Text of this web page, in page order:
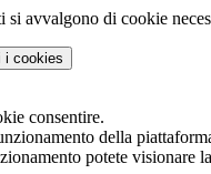
avvalgono di cookie
i cookies
consentire.
della
potete visionare la